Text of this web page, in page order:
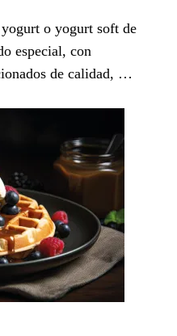
o yogurt soft de
especial, con
de calidad, …